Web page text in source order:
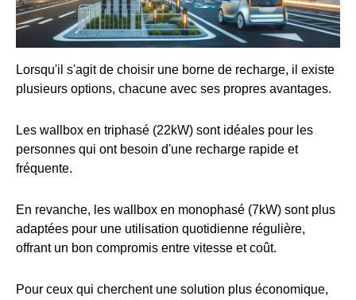
Lorsqu'il s'agit de choisir une borne de recharge, il existe
plusieurs options, chacune avec ses propres avantages.
Les wallbox en triphasé (22kW) sont idéales pour les
personnes qui ont besoin d'une recharge rapide et
fréquente.
En revanche, les wallbox en monophasé (7kW) sont plus
adaptées pour une utilisation quotidienne régulière,
offrant un bon compromis entre vitesse et coût.
Pour ceux qui cherchent une solution plus économique,